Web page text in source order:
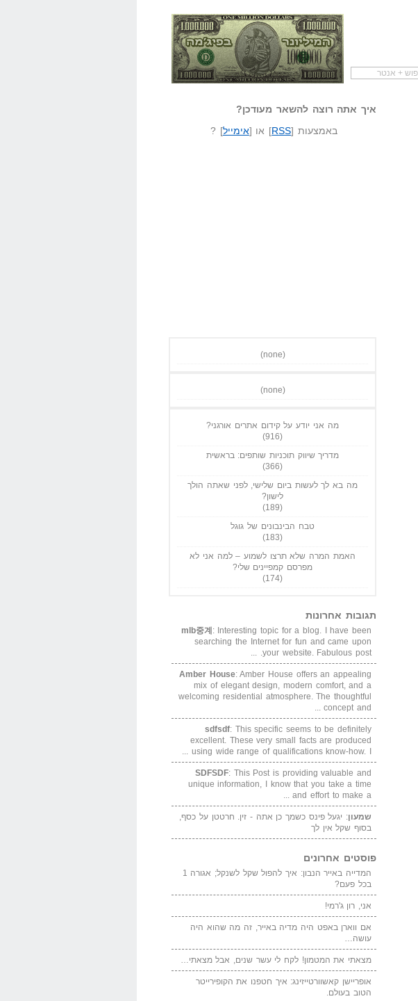
שאל שאלה המיליונר בפיג'מה שיווק שותפיםאיך אתה רוצה להשאר מעודכן?
באמצעות [RSS] או [אימייל] ?
(none)
(none)
מה אני יודע על קידום אתרים אורגני?
(916)
מדריך שיווק תוכניות שותפים: בראשית
(366)
מה בא לך לעשות ביום שלישי, לפני שאתה הולך
לישון?
(189)
טבח הבינבונים של גוגל
(183)
האמת המרה שלא תרצו לשמוע – למה אני לא
מפרסם קמפיינים שלי?
(174)
תגובות אחרונות
mlb중계 : Interesting topic for a blog. I have been
searching the Internet for fun and came upon
your website. Fabulous post. ...
Amber House: Amber House offers an appealing
mix of elegant design, modern comfort, and a
welcoming residential atmosphere. The thoughtful
concept and ...
sdfsdf: This specific seems to be definitely
excellent. These very small facts are produced
using wide range of qualifications know-how. I ...
SDFSDF: This Post is providing valuable and
unique information, I know that you take a time
and effort to make a ...
שמעון: יגעל פינס כשמך כן אתה - זין. חרטטן על כסף,
בסוף שקל אין לך
פוסטים אחרונים
המדייה באייר הנבון: איך להפול שקל לשנקל; אגורה 1
בכל פעם?
אני, רון ג'רמי!
אם ווארן באפט היה מדיה באייר, זה מה שהוא היה
עושה…
מצאתי את המטמון! לקח לי עשר שנים, אבל מצאתי…
אופריישן קאשוורטייזינג: איך חטפנו את הקופירייטר
הטוב בעולם.